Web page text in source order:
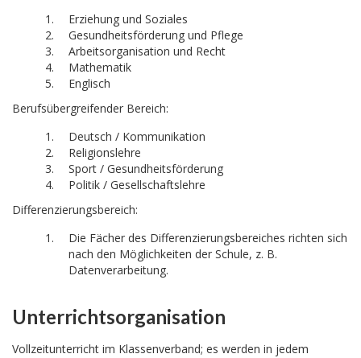
Erziehung und Soziales
Gesundheitsförderung und Pflege
Arbeitsorganisation und Recht
Mathematik
Englisch
Berufsübergreifender Bereich:
Deutsch / Kommunikation
Religionslehre
Sport / Gesundheitsförderung
Politik / Gesellschaftslehre
Differenzierungsbereich:
Die Fächer des Differenzierungsbereiches richten sich
nach den Möglichkeiten der Schule, z. B.
Datenverarbeitung.
Unterrichtsorganisation
Vollzeitunterricht im Klassenverband; es werden in jedem